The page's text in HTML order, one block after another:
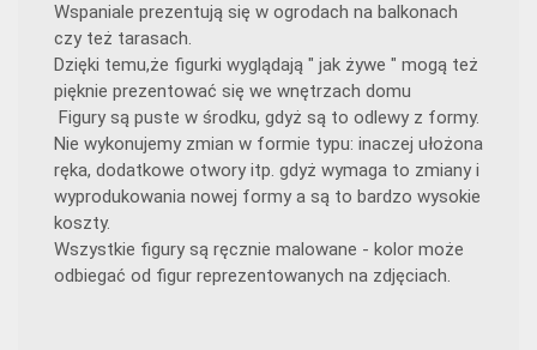
Wspaniale prezentują się w ogrodach na balkonach
czy też tarasach.
Dzięki temu,że figurki wyglądają " jak żywe " mogą też
pięknie prezentować się we wnętrzach domu
Figury są puste w środku, gdyż są to odlewy z formy.
Nie wykonujemy zmian w formie typu: inaczej ułożona
ręka, dodatkowe otwory itp. gdyż wymaga to zmiany i
wyprodukowania nowej formy a są to bardzo wysokie
koszty.
Wszystkie figury są ręcznie malowane - kolor może
odbiegać od figur reprezentowanych na zdjęciach.